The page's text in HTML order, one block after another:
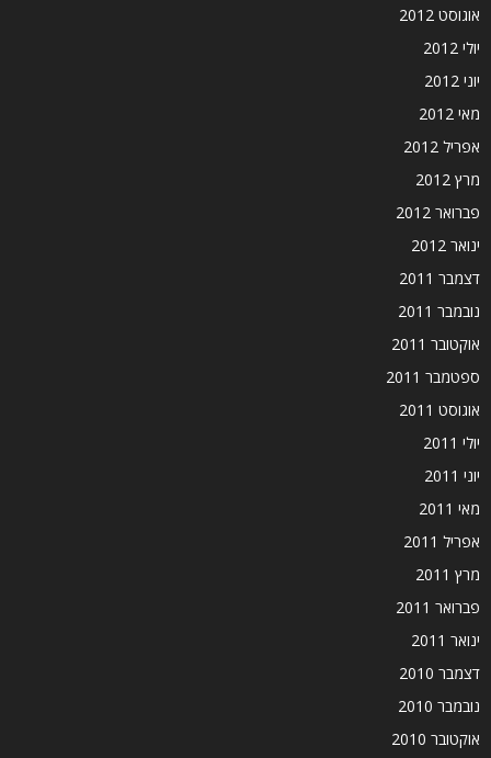
אוגוסט 2012
יולי 2012
יוני 2012
מאי 2012
אפריל 2012
מרץ 2012
פברואר 2012
ינואר 2012
דצמבר 2011
נובמבר 2011
אוקטובר 2011
ספטמבר 2011
אוגוסט 2011
יולי 2011
יוני 2011
מאי 2011
אפריל 2011
מרץ 2011
פברואר 2011
ינואר 2011
דצמבר 2010
נובמבר 2010
אוקטובר 2010